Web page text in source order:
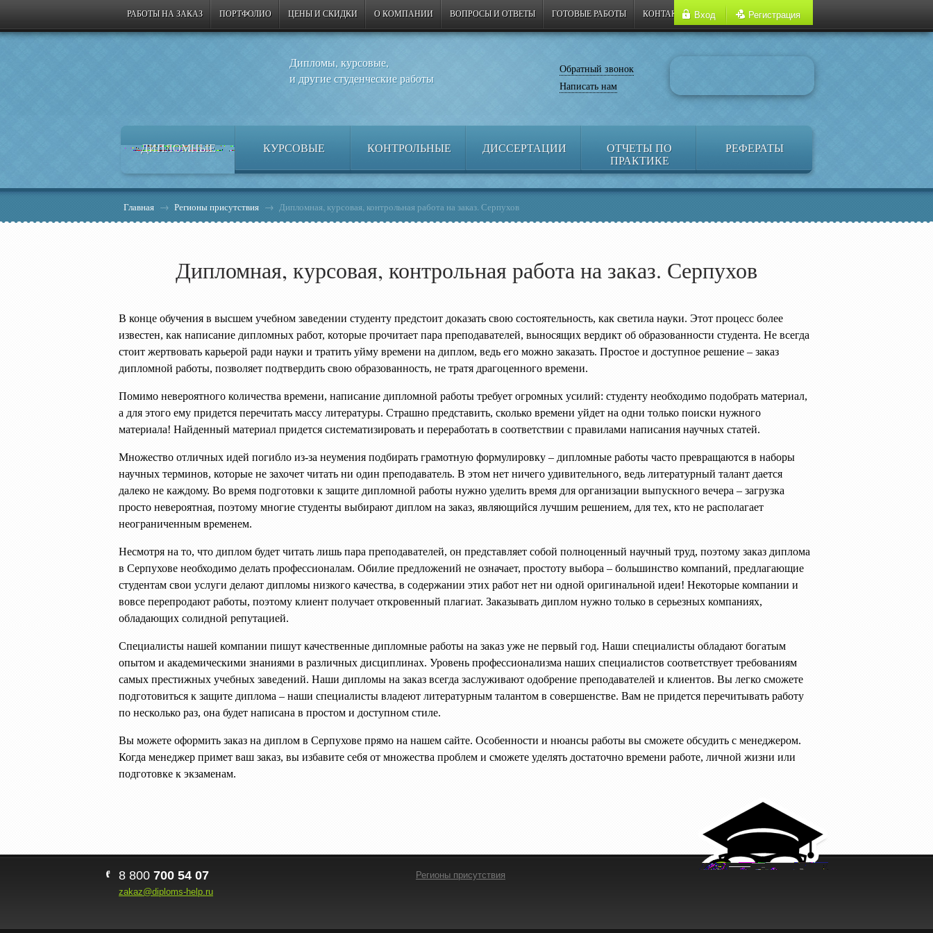
РАБОТЫ НА ЗАКАЗ ПОРТФОЛИО ЦЕНЫ И СКИДКИ О КОМПАНИИ ВОПРОСЫ И ОТВЕТЫ ГОТОВЫЕ РАБОТЫ КОНТАКТЫ Вход Регистрация
Дипломы, курсовые,
и другие студенческие работы
ДИПЛОМНЫЕ КУРСОВЫЕ КОНТРОЛЬНЫЕ ДИССЕРТАЦИИ
ОТЧЕТЫ ПО
ПРАКТИКЕ
РЕФЕРАТЫ
Обратный звонок
Написать нам
Главная → Регионы присутствия → Дипломная, курсовая, контрольная работа на заказ. Серпухов
Дипломная, курсовая, контрольная работа на заказ. Серпухов
В конце обучения в высшем учебном заведении студенту предстоит доказать свою состоятельность, как светила науки. Этот процесс более
известен, как написание дипломных работ, которые прочитает пара преподавателей, выносящих вердикт об образованности студента. Не всегда
стоит жертвовать карьерой ради науки и тратить уйму времени на диплом, ведь его можно заказать. Простое и доступное решение – заказ
дипломной работы, позволяет подтвердить свою образованность, не тратя драгоценного времени.
Помимо невероятного количества времени, написание дипломной работы требует огромных усилий: студенту необходимо подобрать материал,
а для этого ему придется перечитать массу литературы. Страшно представить, сколько времени уйдет на одни только поиски нужного
материала! Найденный материал придется систематизировать и переработать в соответствии с правилами написания научных статей.
Множество отличных идей погибло из-за неумения подбирать грамотную формулировку – дипломные работы часто превращаются в наборы
научных терминов, которые не захочет читать ни один преподаватель. В этом нет ничего удивительного, ведь литературный талант дается
далеко не каждому. Во время подготовки к защите дипломной работы нужно уделить время для организации выпускного вечера – загрузка
просто невероятная, поэтому многие студенты выбирают диплом на заказ, являющийся лучшим решением, для тех, кто не располагает
неограниченным временем.
Несмотря на то, что диплом будет читать лишь пара преподавателей, он представляет собой полноценный научный труд, поэтому заказ диплома
в Серпухове необходимо делать профессионалам. Обилие предложений не означает, простоту выбора – большинство компаний, предлагающие
студентам свои услуги делают дипломы низкого качества, в содержании этих работ нет ни одной оригинальной идеи! Некоторые компании и
вовсе перепродают работы, поэтому клиент получает откровенный плагиат. Заказывать диплом нужно только в серьезных компаниях,
обладающих солидной репутацией.
Специалисты нашей компании пишут качественные дипломные работы на заказ уже не первый год. Наши специалисты обладают богатым
опытом и академическими знаниями в различных дисциплинах. Уровень профессионализма наших специалистов соответствует требованиям
самых престижных учебных заведений. Наши дипломы на заказ всегда заслуживают одобрение преподавателей и клиентов. Вы легко сможете
подготовиться к защите диплома – наши специалисты владеют литературным талантом в совершенстве. Вам не придется перечитывать работу
по несколько раз, она будет написана в простом и доступном стиле.
Вы можете оформить заказ на диплом в Серпухове прямо на нашем сайте. Особенности и нюансы работы вы сможете обсудить с менеджером.
Когда менеджер примет ваш заказ, вы избавите себя от множества проблем и сможете уделять достаточно времени работе, личной жизни или
подготовке к экзаменам.
8 800 700 54 07
zakaz@diploms-help.ru
Регионы присутствия